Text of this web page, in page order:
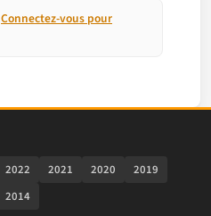
Connectez-vous pour
2022 2021 2020
2019
2014